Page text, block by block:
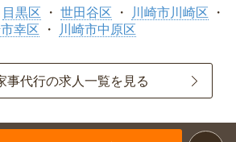
目黒区 世田谷区
川崎市川崎区
幸区
川崎市中原区
事代行の求人一覧を見る